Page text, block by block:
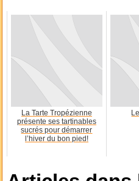
La Tarte Tropézienne
présente ses tartinables
sucrés pour démarrer
l’hiver du bon pied!